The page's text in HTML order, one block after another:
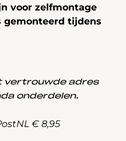
voor zelfmontage
gemonteerd tijdens
vertrouwde adres
onderdelen.
€ 8,95